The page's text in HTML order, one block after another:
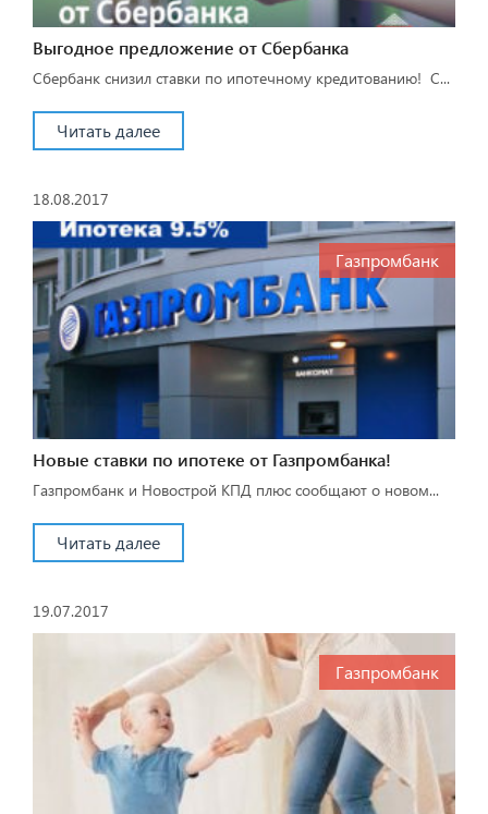
Выгодное предложение от Сбербанка
Сбербанк снизил ставки по ипотечному кредитованию! С...
Читать далее
18.08.2017
Газпромбанк
Новые ставки по ипотеке от Газпромбанка!
Газпромбанк и Новострой КПД плюс сообщают о новом...
Читать далее
19.07.2017
Газпромбанк